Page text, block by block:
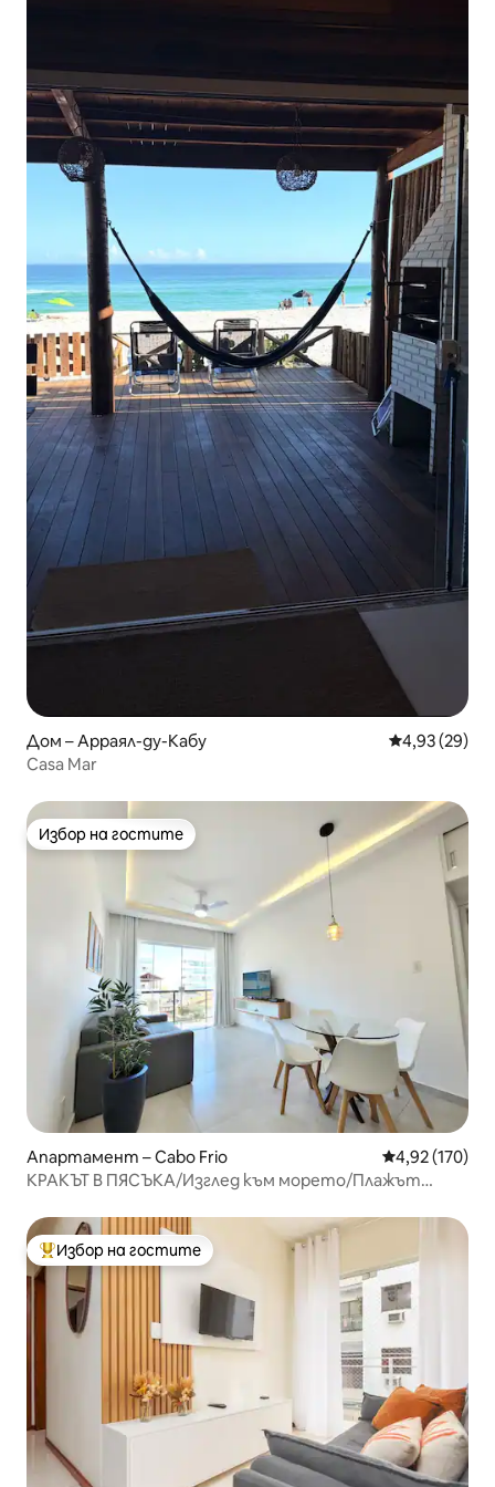
Дом – Арраял-ду-Кабу Средна
4,93 (29)
Casa Mar
Избор на гостите
Избор на гостите
Апартамент – Cabo Frio Средна
4,92 (170)
КРАКЪТ В ПЯСЪКА/Изглед към морето/Плажът
Най-популярен избор на гостите
Избор на гостите